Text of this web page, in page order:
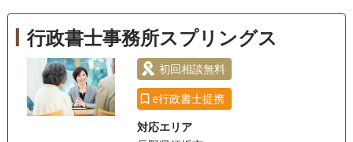
戸籍収集
相続人調査
訪問可 土日相談可 初回相談無料 18時以降相談可
オンライン面談可 事務所面談可
行政書士事務所スプリングス
初回相談無料
e行政書士提携
対応エリア